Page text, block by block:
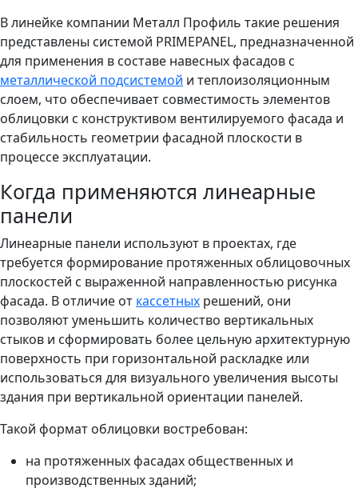
В линейке компании Металл Профиль такие решения
представлены системой PRIMEPANEL, предназначенной
для применения в составе навесных фасадов с
металлической подсистемой и теплоизоляционным
слоем, что обеспечивает совместимость элементов
облицовки с конструктивом вентилируемого фасада и
стабильность геометрии фасадной плоскости в
процессе эксплуатации.
Когда применяются линеарные
панели
Линеарные панели используют в проектах, где
требуется формирование протяженных облицовочных
плоскостей с выраженной направленностью рисунка
фасада. В отличие от кассетных решений, они
позволяют уменьшить количество вертикальных
стыков и сформировать более цельную архитектурную
поверхность при горизонтальной раскладке или
использоваться для визуального увеличения высоты
здания при вертикальной ориентации панелей.
Такой формат облицовки востребован:
на протяженных фасадах общественных и
производственных зданий;